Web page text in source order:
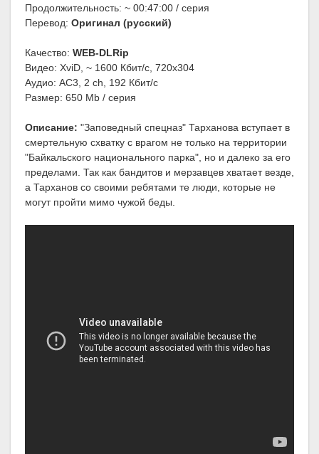
Продолжительность: ~ 00:47:00 / серия
Перевод: Оригинал (русский)
Качество: WEB-DLRip
Видео: XviD, ~ 1600 Кбит/с, 720x304
Аудио: AC3, 2 ch, 192 Кбит/с
Размер: 650 Mb / серия
Описание: "Заповедный спецназ" Тарханова вступает в
смертельную схватку с врагом не только на территории
"Байкальского национального парка", но и далеко за его
пределами. Так как бандитов и мерзавцев хватает везде,
а Тарханов со своими ребятами те люди, которые не
могут пройти мимо чужой беды.